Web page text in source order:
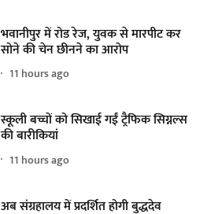
भवानीपुर में रोड रेज, युवक से मारपीट कर
सोने की चेन छीनने का आरोप
11 hours ago
स्कूली बच्चों को सिखाई गईं ट्रैफिक सिग्नल्स
की बारीकियां
11 hours ago
अब संग्रहालय में प्रदर्शित होगी बुद्धदेव